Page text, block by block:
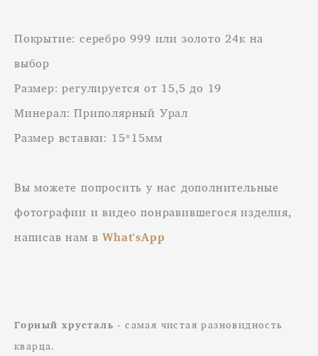
Покрытие: серебро 999 или золото 24к на
выбор
Размер: регулируется от 15,5 до 19
Минерал: Приполярный Урал
Размер вставки: 15*15мм
Вы можете попросить у нас дополнительные
фотографии и видео понравившегося изделия,
написав нам вWhat'sApp
Горный хрусталь - самая чистая разновидность
кварца.